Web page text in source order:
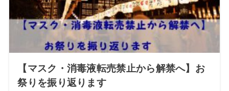
【マスク・消毒液転売禁止から解禁へ】お
祭りを振り返ります